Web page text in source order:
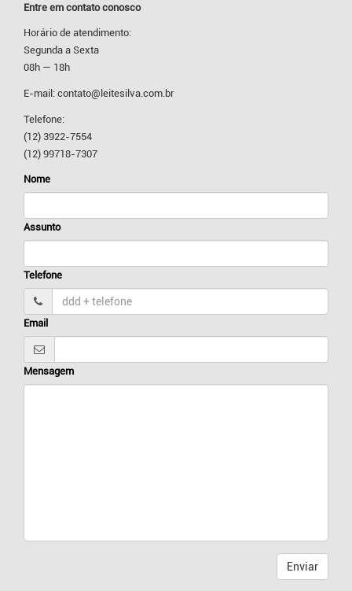
Entre em contato conosco
Horário de atendimento:
Segunda a Sexta
08h — 18h
E-mail: contato@leitesilva.com.br
Telefone:
(12) 3922-7554
(12) 99718-7307
Nome
Assunto
Telefone
Email
Mensagem
Enviar